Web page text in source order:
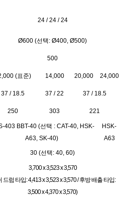
24 / 24 / 24
Ø600 (선택: Ø400, Ø500)
500
(표준) 14,000 20,000 24,000
37 / 18.5 37 / 22 37 / 18.5
250 303 221
403 BBT-40 (선택 : CAT-40, HSK-
A63, SK-40)
HSK-
A63
30 (선택: 40, 60)
3,700 x 3,523 x 3,570
드럼 타입: 4,413 x 3,523 x 3,570 / 후방 배출 타입:
3,500 x 4,370 x 3,570)